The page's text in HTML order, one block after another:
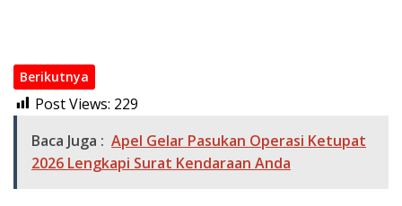
Berikutnya
Post Views: 229
Baca Juga : Apel Gelar Pasukan Operasi Ketupat
2026 Lengkapi Surat Kendaraan Anda